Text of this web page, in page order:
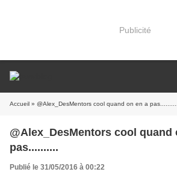
Publicité
Accueil » @Alex_DesMentors cool quand on en a pas..........
@Alex_DesMentors cool quand on en a
pas..........
Publié le 31/05/2016 à 00:22